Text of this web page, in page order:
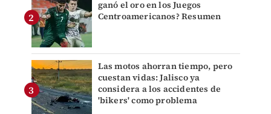
ganó el oro en los Juegos
Centroamericanos? Resumen
Las motos ahorran tiempo, pero
cuestan vidas: Jalisco ya
considera a los accidentes de
'bikers' como problema